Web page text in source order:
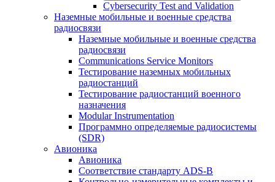
Cybersecurity Test and Validation
Наземные мобильные и военные средства
радиосвязи
Наземные мобильные и военные средства
радиосвязи
Communications Service Monitors
Тестирование наземных мобильных
радиостанций
Тестирование радиостанций военного
назначения
Modular Instrumentation
Программно определяемые радиосистемы
(SDR)
Авионика
Авионика
Соответствие стандарту ADS-B